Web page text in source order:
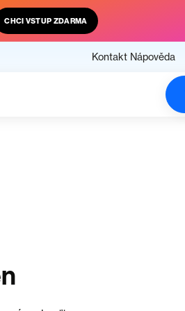
CHCI VSTUP ZDARMA
Kontakt Nápověda